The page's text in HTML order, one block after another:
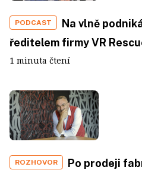
PODCAST
Na vlně
ředitelem firmy VR
1 minuta čtení
ROZHOVOR
Po prodeji